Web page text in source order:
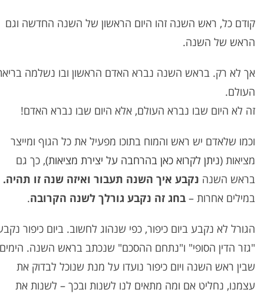
קודם כל, ראש השנה זהו היום הראשון של השנה החדשה וגם
הראש של השנה.
אך לא רק. בראש השנה נברא האדם הראשון ובו נשלמה
העולם.
זה לא היום שבו נברא העולם, אלא היום שבו נברא האדם!
וכמו שלאדם יש ראש והמוח בתוכו מפעיל את כל הגוף ומייצר
מציאות (ניתן לקרוא כאן בהרחבה על יצירת מציאות), כך גם
בראש השנה נקבע איך השנה תעבור ואיזה שנה זו תהיה.
במילים אחרות – בחג זה נקבע גורלך לשנה הקרובה.
הגורל לא נקבע ביום כיפור, כפי שנהוג לחשוב. ביום כיפור
"גזר הדין הסופי" ו"נתחם ההסכם" שנכתב בראש השנה. הימים
שבין ראש השנה ויום כיפור נועדו על מנת שנוכל לבדוק את
עצמנו, נחליט אם ומה מתאים לנו לשנות ובכך – לשנות את